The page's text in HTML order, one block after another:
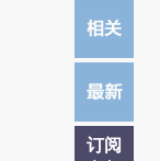
订阅